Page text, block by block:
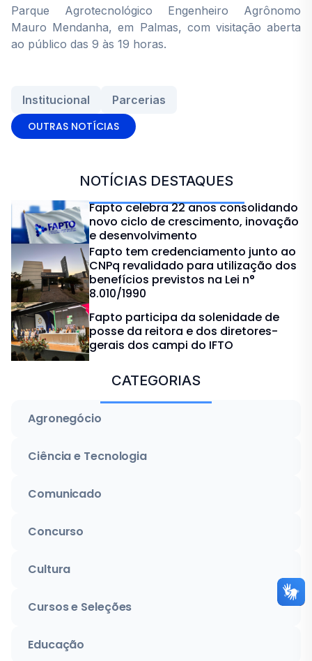
Parque Agrotecnológico Engenheiro Agrônomo
Mauro Mendanha, em Palmas, com visitação aberta
ao público das 9 às 19 horas.
Institucional
Parcerias
OUTRAS NOTÍCIAS
NOTÍCIAS DESTAQUES
Fapto celebra 22 anos consolidando
novo ciclo de crescimento, inovação
e desenvolvimento
Fapto tem credenciamento junto ao
CNPq revalidado para utilização dos
benefícios previstos na Lei n°
8.010/1990
Fapto participa da solenidade de
posse da reitora e dos diretores-
gerais dos campi do IFTO
CATEGORIAS
Agronegócio
Ciência e Tecnologia
Comunicado
Concurso
Cultura
Cursos e Seleções
Educação